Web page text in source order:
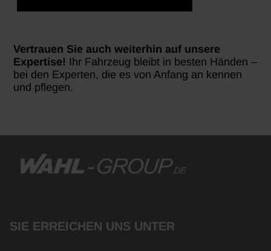
Vertrauen Sie auch weiterhin auf unsere
Expertise! Ihr Fahrzeug bleibt in besten Händen –
bei den Experten, die es von Anfang an kennen
und pflegen.
SIE ERREICHEN UNS UNTER